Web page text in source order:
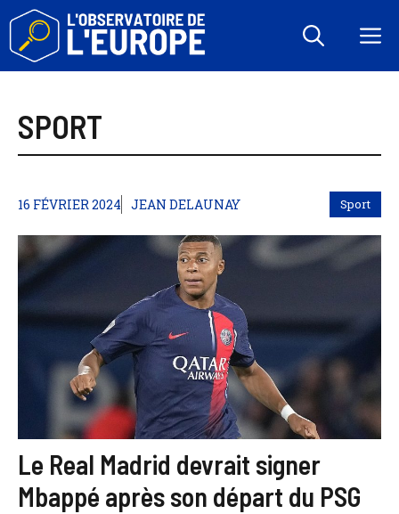
Aller
contenu
SPORT
16 FÉVRIER 2024 JEAN DELAUNAY Sport
Le Real Madrid devrait signer
Mbappé après son départ du PSG